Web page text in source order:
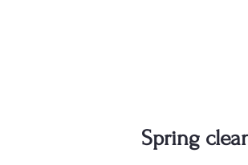
Spring